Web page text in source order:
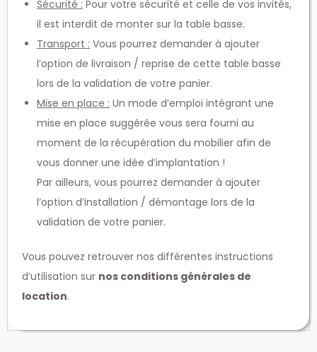
Sécurité : Pour votre sécurité et celle de vos invités,
il est interdit de monter sur la table basse.
Transport : Vous pourrez demander à ajouter
l’option de livraison / reprise de cette table basse
lors de la validation de votre panier.
Mise en place : Un mode d’emploi intégrant une
mise en place suggérée vous sera fourni au
moment de la récupération du mobilier afin de
vous donner une idée d’implantation !
Par ailleurs, vous pourrez demander à ajouter
l’option d’installation / démontage lors de la
validation de votre panier.
Vous pouvez retrouver nos différentes instructions
d’utilisation sur nos conditions générales de
location.